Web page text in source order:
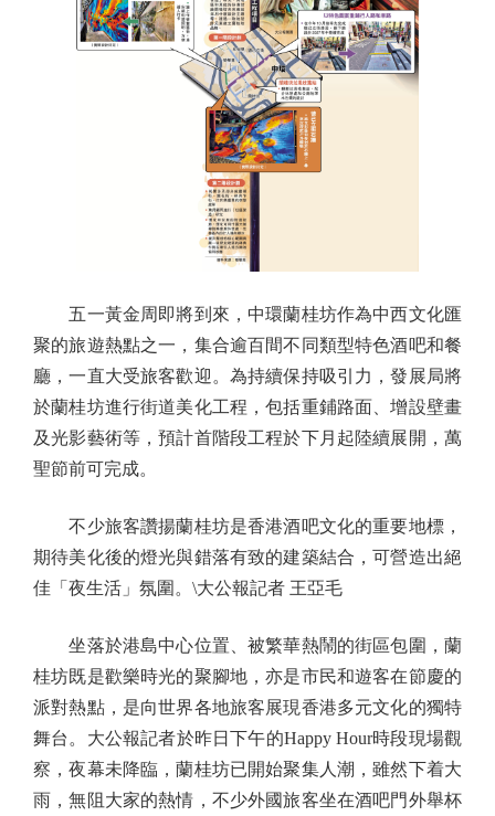
五一黃金周即將到來，中環蘭桂坊作為中西文化匯
聚的旅遊熱點之一，集合逾百間不同類型特色酒吧和餐
廳，一直大受旅客歡迎。為持續保持吸引力，發展局將
於蘭桂坊進行街道美化工程，包括重鋪路面、增設壁畫
及光影藝術等，預計首階段工程於下月起陸續展開，萬
聖節前可完成。
不少旅客讚揚蘭桂坊是香港酒吧文化的重要地標，
期待美化後的燈光與錯落有致的建築結合，可營造出絕
佳「夜生活」氛圍。\大公報記者 王亞毛
坐落於港島中心位置、被繁華熱鬧的街區包圍，蘭
桂坊既是歡樂時光的聚腳地，亦是市民和遊客在節慶的
派對熱點，是向世界各地旅客展現香港多元文化的獨特
舞台。大公報記者於昨日下午的Happy Hour時段現場觀
察，夜幕未降臨，蘭桂坊已開始聚集人潮，雖然下着大
雨，無阻大家的熱情，不少外國旅客坐在酒吧門外舉杯